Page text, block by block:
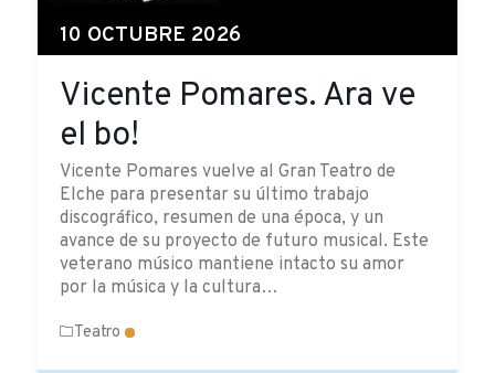
10 OCTUBRE 2026
Vicente Pomares. Ara ve
el bo!
Vicente Pomares vuelve al Gran Teatro de
Elche para presentar su último trabajo
discográfico, resumen de una época, y un
avance de su proyecto de futuro musical. Este
veterano músico mantiene intacto su amor
por la música y la cultura…
Teatro